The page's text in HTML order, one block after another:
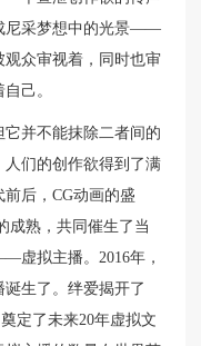
尼采梦想中的光景——
众审视着，同时也审
己。
并不能抹除二者间的
们的创作欲得到了满
后，CG动画的盛
成熟，共同催生了当
虚拟主播。2016年，
生了。绊爱揭开了
定了未来20年虚拟文